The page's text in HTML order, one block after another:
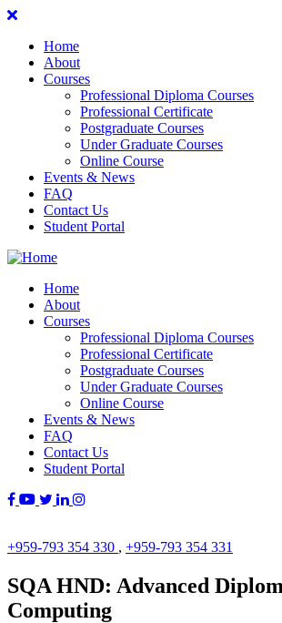
Home
About
Courses
Professional Diploma Courses
Professional Certificate
Postgraduate Courses
Under Graduate Courses
Online Course
Events & News
FAQ
Contact Us
Student Portal
Home
About
Courses
Professional Diploma Courses
Professional Certificate
Postgraduate Courses
Under Graduate Courses
Online Course
Events & News
FAQ
Contact Us
Student Portal
+959-793 354 330 , +959-793 354 331
SQA HND: Advanced
Computing